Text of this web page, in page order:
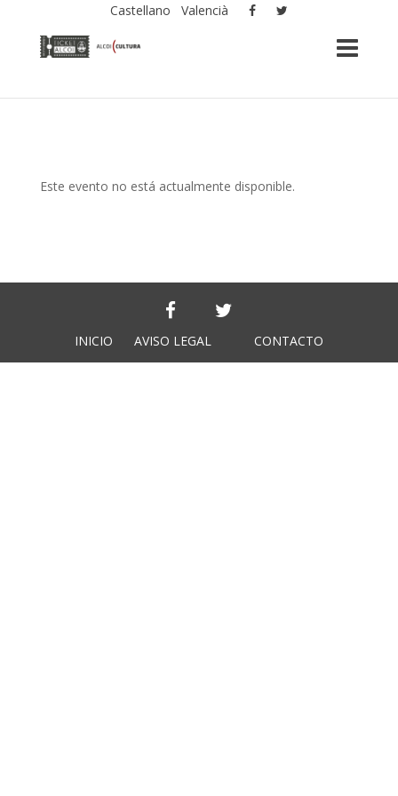
Castellano Valencià
Este evento no está actualmente disponible.
INICIO AVISO LEGAL CONTACTO